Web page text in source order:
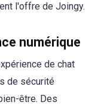
l'offre de Joingy.
numérique
de chat
de sécurité
être. Des